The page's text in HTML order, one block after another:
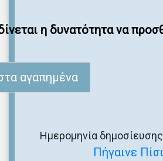
η δυνατότητα να
αγαπημένα
Πήγαινε
Ημερομηνία